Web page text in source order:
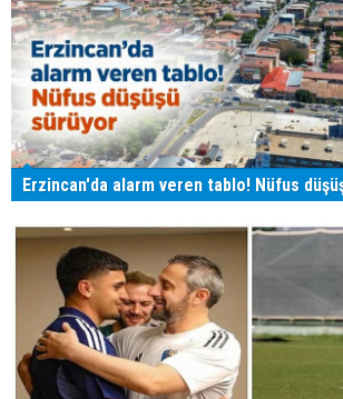
Erzincan'da alarm veren tablo! Nüfus